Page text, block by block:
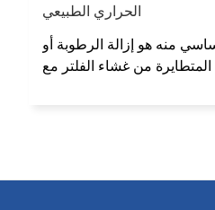
الحراري الطبيعي
منه هو إزالة الرطوبة أو
المتطايرة من غشاء الفلتر مع